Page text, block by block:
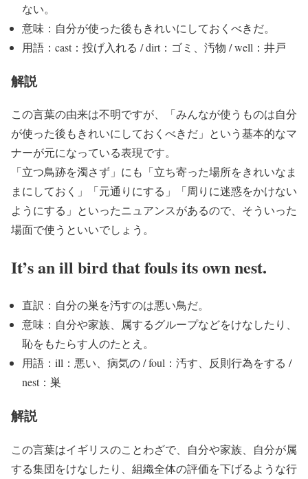
ない。
意味：自分が使った後もきれいにしておくべきだ。
用語：cast：投げ入れる / dirt：ゴミ、汚物 / well：井戸
解説
この言葉の由来は不明ですが、「みんなが使うものは自分
が使った後もきれいにしておくべきだ」という基本的なマ
ナーが元になっている表現です。
「立つ鳥跡を濁さず」にも「立ち寄った場所をきれいなま
まにしておく」「元通りにする」「周りに迷惑をかけない
ようにする」といったニュアンスがあるので、そういった
場面で使うといいでしょう。
It’s an ill bird that fouls its own nest.
直訳：自分の巣を汚すのは悪い鳥だ。
意味：自分や家族、属するグループなどをけなしたり、
恥をもたらす人のたとえ。
用語：ill：悪い、病気の / foul：汚す、反則行為をする /
nest：巣
解説
この言葉はイギリスのことわざで、自分や家族、自分が属
する集団をけなしたり、組織全体の評価を下げるような行